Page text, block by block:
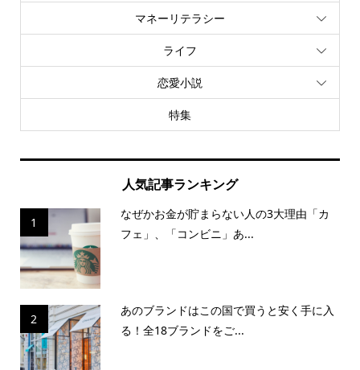
マネーリテラシー
ライフ
恋愛小説
特集
人気記事ランキング
1
なぜかお金が貯まらない人の3大理由「カ
フェ」、「コンビニ」あ...
2
あのブランドはこの国で買うと安く手に入
る！全18ブランドをご...